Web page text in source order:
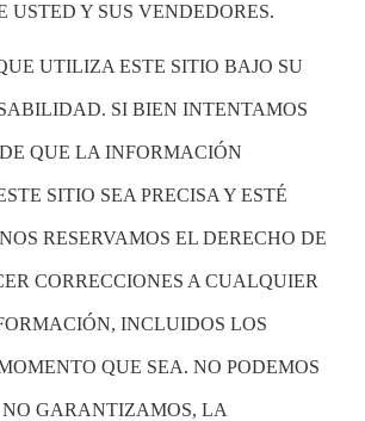
USTED Y SUS VENDEDORES.
UTILIZA ESTE SITIO BAJO SU
SI BIEN INTENTAMOS
QUE LA INFORMACIÓN
SITIO SEA PRECISA Y ESTÉ
RESERVAMOS EL DERECHO DE
CORRECCIONES A CUALQUIER
INCLUIDOS LOS
QUE SEA. NO PODEMOS
GARANTIZAMOS, LA